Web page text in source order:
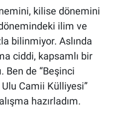
kilise dönemini
ilim ve
bilinmiyor. Aslında
ciddi, kapsamlı bir
Ben de “Beşinci
Camii Külliyesi”
hazırladım.